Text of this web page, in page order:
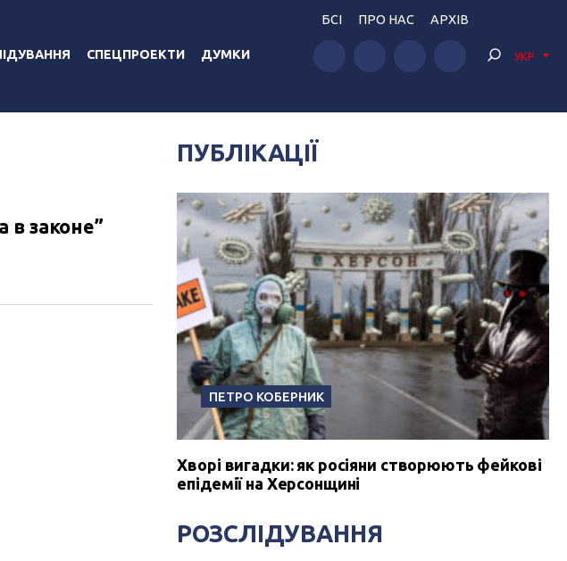
СПЕЦПРОЕКТИ ДУМКИ
БСІ ПРО НАС АРХІВ
УКР
в законе”
ПУБЛІКАЦІЇ
ПЕТРО КОБЕРНИК
Хворі вигадки: як росіяни створюють фейкові
епідемії на Херсонщині
РОЗСЛІДУВАННЯ